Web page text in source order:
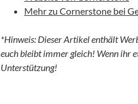
Mehr zu Cornerstone bei
*Hinweis: Dieser Artikel enthält
euch bleibt immer gleich! Wenn ihr
Unterstützung!